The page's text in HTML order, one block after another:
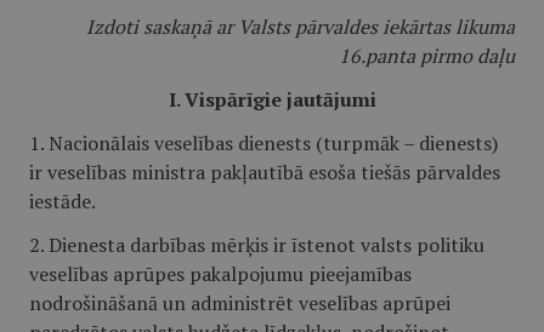
Izdoti saskaņā ar Valsts pārvaldes iekārtas likuma
16.panta pirmo daļu
I. Vispārīgie jautājumi
1. Nacionālais veselības dienests (turpmāk – dienests)
ir veselības ministra pakļautībā esoša tiešās pārvaldes
iestāde.
2. Dienesta darbības mērķis ir īstenot valsts politiku
veselības aprūpes pakalpojumu pieejamības
nodrošināšanā un administrēt veselības aprūpei